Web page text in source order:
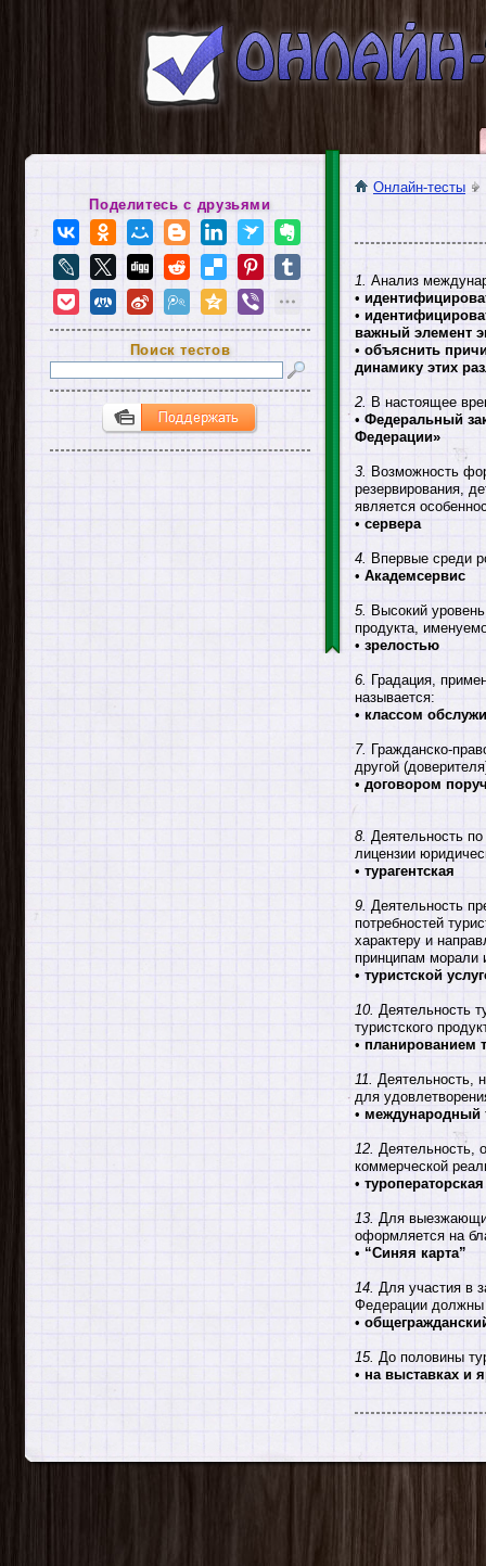
Онлайн-тесты
1. Анализ
•
•
важный элемент
• объяснить
динамику этих
2. В настоящее
• Федеральный
Федерации»
3. Возможность
резервирования,
является
• сервера
4. Впервые среди
• Академсервис
5. Высокий
продукта,
• зрелостью
6. Градация,
называется:
• классом
7. Гражданско-
другой
• договором
8. Деятельность
лицензии
• турагентская
9. Деятельность
потребностей
характеру и
принципам морали
• туристской
10. Деятельность
туристского
• планированием
11.
Деятельность,
для
• международный
12. Деятельность,
коммерческой
•
13. Для
оформляется на
• “Синяя карта”
14. Для участия в
Федерации должны
•
15. До половины
• на выставках и
Поделитесь с друзьями
Поиск тестов